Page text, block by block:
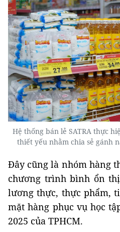
Hệ thống bán lẻ SATRA thực
thiết yếu nhằm chia sẻ gánh
Đây cũng là nhóm hàng
chương trình bình ổn
lương thực, thực phẩm,
mặt hàng phục vụ học
2025 của TPHCM.